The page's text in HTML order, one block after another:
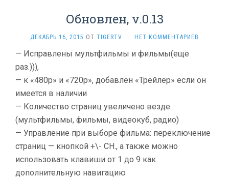
Обновлен, v.0.13
ДЕКАБРЬ 16, 2015 ОТ TIGERTV · НЕТ КОММЕНТАРИЕВ
— Исправлены мультфильмы и фильмы(еще
раз.))),
— к «480р» и «720р», добавлен «Трейлер» если он
имеется в наличии
— Количество страниц увеличено везде
(мультфильмы, фильмы, видеокуб, радио)
— Управление при выборе фильма: переключение
страниц — кнопкой +\- СН., а также можно
использовать клавиши от 1 до 9 как
дополнительную навигацию